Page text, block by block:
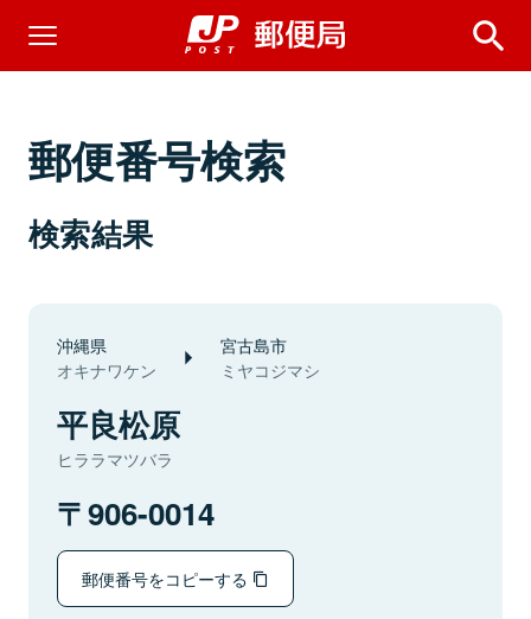
郵便番号検索
検索結果
沖縄県
オキナワケン
宮古島市
ミヤコジマシ
平良松原
ヒララマツバラ
906-0014
郵便番号をコピーする